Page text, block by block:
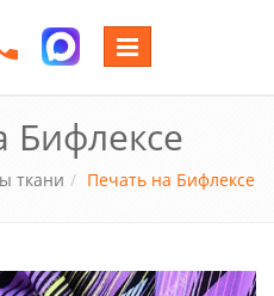
Переключение
навигации
Бифлексе
ткани Печать на Бифлексе